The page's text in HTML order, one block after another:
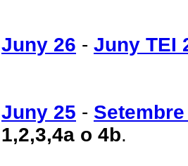
Juny 26 - Juny TEI
Juny 25 -
1,2,3,4a o 4b.